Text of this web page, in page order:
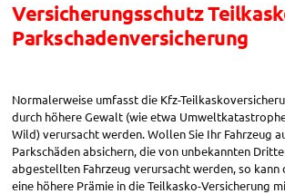
Versicherungsschutz
Parkschadenversicherung
Normalerweise umfasst die Kfz-
durch höhere Gewalt (wie etwa
Wild) verursacht werden. Wollen Sie Ihr Fahrzeug
Parkschäden absichern, die von unbekannten
abgestellten Fahrzeug verursacht werden, so kann
eine höhere Prämie in die Teilkasko-Versicherung